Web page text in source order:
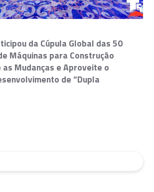
da Cúpula Global das 50
Máquinas para Construção
as Mudanças e Aproveite o
de “Dupla